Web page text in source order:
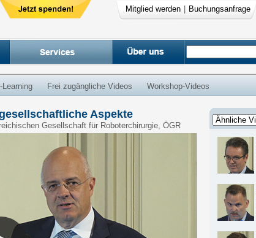
Mitglied werden Buchungsanfrage
Learning Frei zugängliche Videos Workshop-Videos
Aspekte
Gesellschaft für Roboterchirurgie, ÖGR